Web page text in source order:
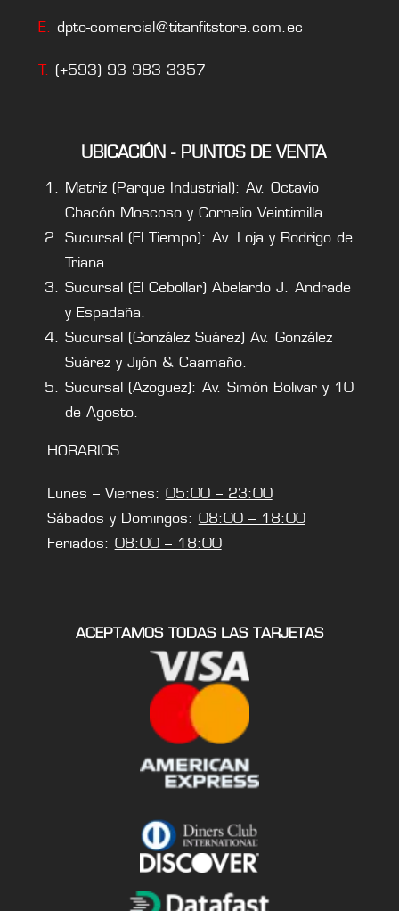
E. dpto-comercial@titanfitstore.com.ec
T. (+593) 93 983 3357
UBICACIÓN - PUNTOS DE VENTA
Matriz (Parque Industrial): Av. Octavio
Chacón Moscoso y Cornelio Veintimilla.
Sucursal (El Tiempo): Av. Loja y Rodrigo de
Triana.
Sucursal (El Cebollar) Abelardo J. Andrade
y Espadaña.
Sucursal (González Suárez) Av. González
Suárez y Jijón & Caamaño.
Sucursal (Azoguez): Av. Simón Bolivar y 10
de Agosto.
HORARIOS
Lunes – Viernes: 05:00 – 23:00
Sábados y Domingos: 08:00 – 18:00
Feriados: 08:00 – 18:00
ACEPTAMOS TODAS LAS TARJETAS